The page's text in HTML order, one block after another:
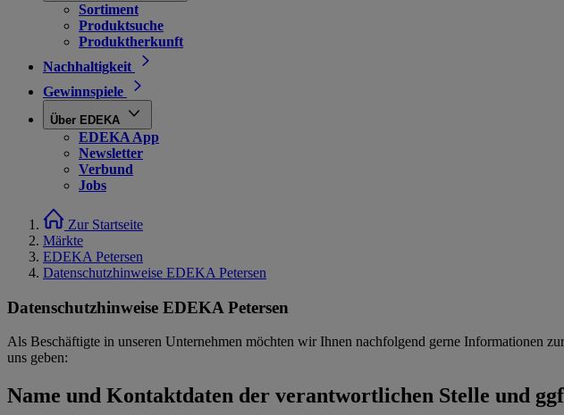
Sortiment
Produktsuche
Produktherkunft
Nachhaltigkeit
Gewinnspiele
Über EDEKA
EDEKA App
Newsletter
Verbund
Jobs
Zur Startseite
Märkte
EDEKA Petersen
Datenschutzhinweise EDEKA Petersen
Datenschutzhinweise EDEKA Petersen
Als Beschäftigte in unseren Unternehmen möchten wir Ihnen nachfolgend gerne Informationen
uns geben:
Name und Kontaktdaten der verantwortlichen Stelle und